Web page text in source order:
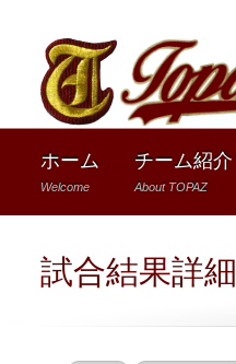
ホーム
Welcome
チーム紹介
About TOPAZ
試合結果詳細